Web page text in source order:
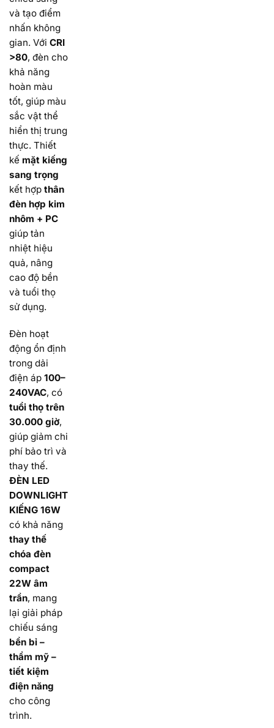
và tạo điểm
nhấn không
gian. Với CRI
>80, đèn cho
khả năng
hoàn màu
tốt, giúp màu
sắc vật thể
hiển thị trung
thực. Thiết
kế mặt kiếng
sang trọng
kết hợp thân
đèn hợp kim
nhôm + PC
giúp tản
nhiệt hiệu
quả, nâng
cao độ bền
và tuổi thọ
sử dụng.
Đèn hoạt
động ổn định
trong dải
điện áp 100–
240VAC, có
tuổi thọ trên
30.000 giờ,
giúp giảm chi
phí bảo trì và
thay thế.
ĐÈN LED
DOWNLIGHT
KIẾNG 16W
có khả năng
thay thế
chóa đèn
compact
22W âm
trần, mang
lại giải pháp
chiếu sáng
bền bỉ –
thẩm mỹ –
tiết kiệm
điện năng
cho công
trình.